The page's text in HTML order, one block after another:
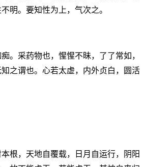
明。要知性为上，气次之。
。采药物也，惺惺不昧，了了常如，
之谓也。心若太虚，内外贞白，圆活
根，天地自覆载，日月自运行，阴阳